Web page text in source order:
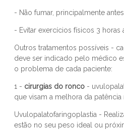
- Não fumar, principalmente
- Evitar exercícios físicos 3 horas
Outros tratamentos possíveis -
deve ser indicado pelo médico
o problema de cada paciente:
1 - cirurgias do ronco -
que visam a melhora da patência
Uvulopalatofaringoplastia -
estão no seu peso ideal ou